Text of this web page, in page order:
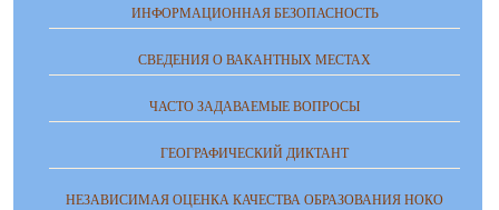
ИНФОРМАЦИОННАЯ БЕЗОПАСНОСТЬ
СВЕДЕНИЯ О ВАКАНТНЫХ МЕСТАХ
ЧАСТО ЗАДАВАЕМЫЕ ВОПРОСЫ
ГЕОГРАФИЧЕСКИЙ ДИКТАНТ
НЕЗАВИСИМАЯ ОЦЕНКА КАЧЕСТВА ОБРАЗОВАНИЯ НОКО